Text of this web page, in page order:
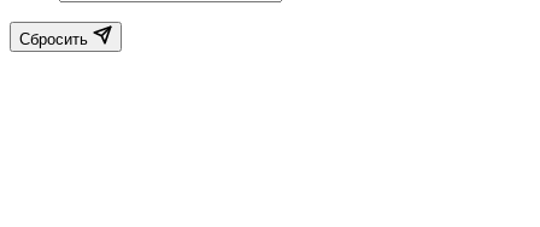
Сбросить